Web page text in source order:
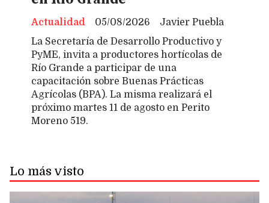
Javier Puebla
Actualidad
05/08/2026
La Secretaría de Desarrollo Productivo y
PyME, invita a productores hortícolas de
Río Grande a participar de una
capacitación sobre Buenas Prácticas
Agrícolas (BPA). La misma realizará el
próximo martes 11 de agosto en Perito
Moreno 519.
Lo más visto